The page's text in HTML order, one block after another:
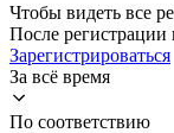
Чтобы видеть все
После
Зарегистрироваться
За всё время
По соответствию